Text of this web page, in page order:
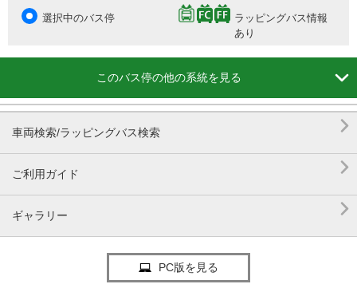
選択中のバス停
ラッピングバス情報
あり
このバス停の他の系統を見る 
車両検索/ラッピングバス検索 
ご利用ガイド 
ギャラリー 
PC版を見る